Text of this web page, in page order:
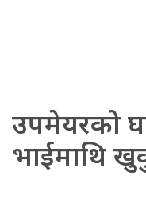
उपमेयरको
भाईमाथि